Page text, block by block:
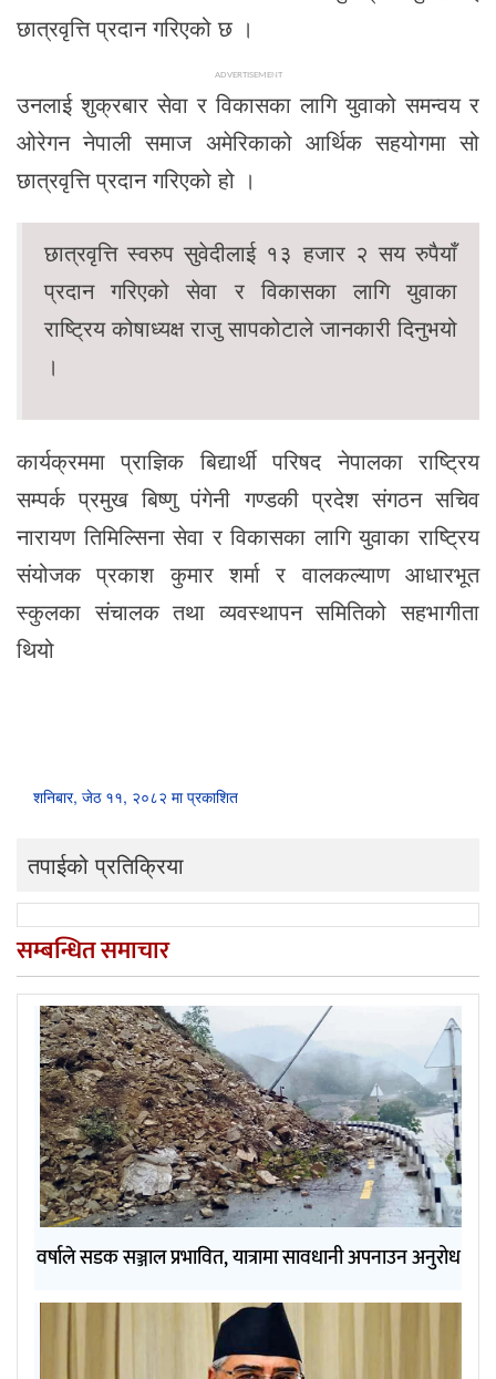
छात्रवृत्ति प्रदान गरिएको छ ।
ADVERTISEMENT
उनलाई शुक्रबार सेवा र विकासका लागि युवाको समन्वय र
ओरेगन नेपाली समाज अमेरिकाको आर्थिक सहयोगमा सो
छात्रवृत्ति प्रदान गरिएको हो ।
छात्रवृत्ति स्वरुप सुवेदीलाई १३ हजार २ सय रुपैयाँ
प्रदान गरिएको सेवा र विकासका लागि युवाका
राष्ट्रिय कोषाध्यक्ष राजु सापकोटाले जानकारी दिनुभयो
।
कार्यक्रममा प्राज्ञिक बिद्यार्थी परिषद नेपालका राष्ट्रिय
सम्पर्क प्रमुख बिष्णु पंगेनी गण्डकी प्रदेश संगठन सचिव
नारायण तिमिल्सिना सेवा र विकासका लागि युवाका राष्ट्रिय
संयोजक प्रकाश कुमार शर्मा र वालकल्याण आधारभूत
स्कुलका संचालक तथा व्यवस्थापन समितिको सहभागीता
थियो
शनिबार, जेठ ११, २०८२ मा प्रकाशित
तपाईको प्रतिक्रिया
सम्बन्धित समाचार
वर्षाले सडक सञ्जाल प्रभावित, यात्रामा सावधानी अपनाउन अनुरोध